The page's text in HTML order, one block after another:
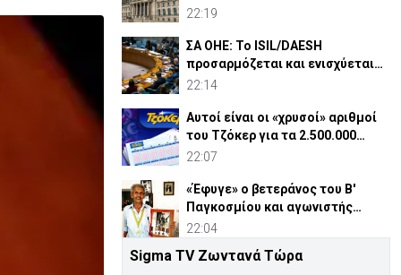
Διεύρυνε τη διαφορά
22:19
ΣΑ ΟΗΕ: Το ISIL/DAESH
προσαρμόζεται και ενισχύεται
στην Αφρική - Πώς απειλεί
22:14
Αυτοί είναι οι «χρυσοί» αριθμοί
του Τζόκερ για τα 2.500.000
ευρώ
22:07
«Έφυγε» ο βετεράνος του Β'
Παγκοσμίου και αγωνιστής
ΕΟΚΑ, Παύλος Μ. Κασάπης
22:04
«Όχι» 9 χωρών σε ισχυρισμό
Sigma TV Ζωντανά Τώρα